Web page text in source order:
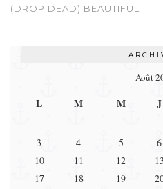
(DROP DEAD) BEAUTIFUL
Août
L M M J
3
4 5 6
10
11 12 13
17
18 19